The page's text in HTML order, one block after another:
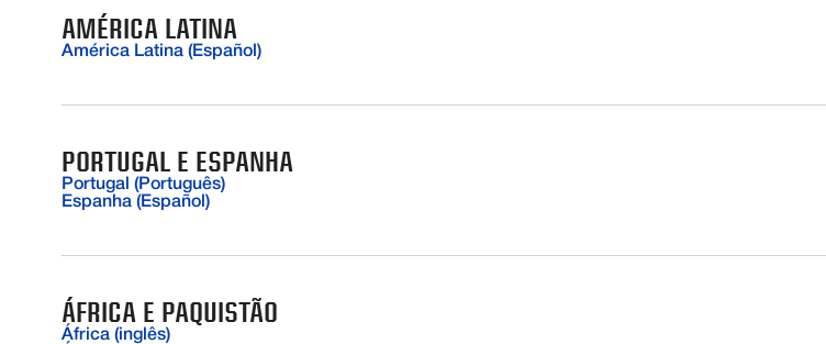
AMÉRICA LATINA
América Latina (Español)
PORTUGAL E ESPANHA
Portugal (Português)
Espanha (Español)
ÁFRICA E PAQUISTÃO
África (inglês)